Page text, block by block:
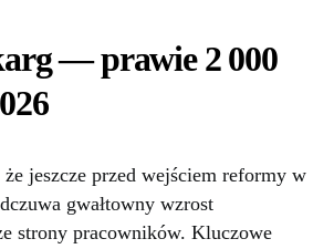
— prawie 2 000
że jeszcze przed wejściem reformy w
gwałtowny wzrost
strony pracowników. Kluczowe